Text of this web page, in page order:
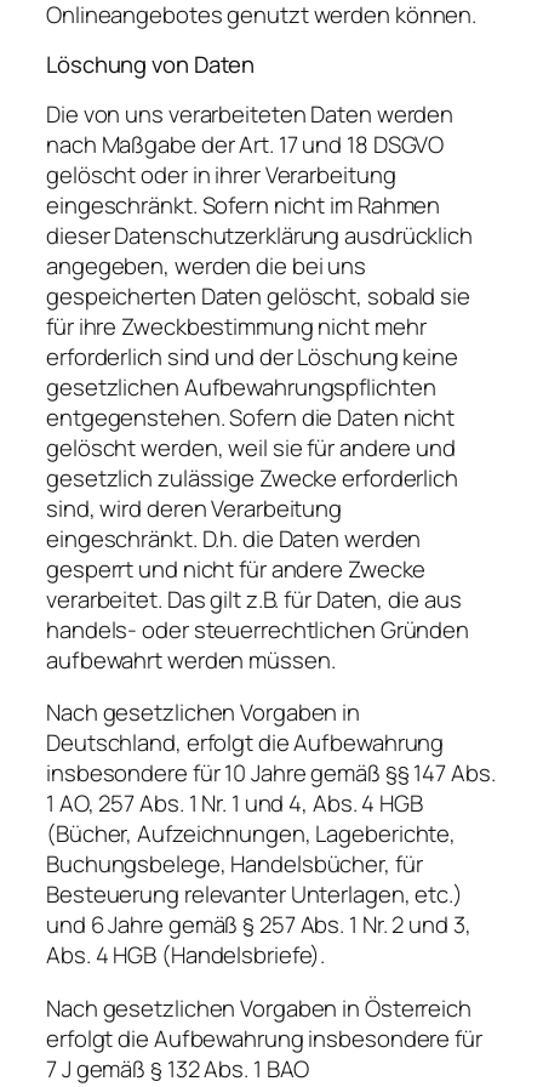
Onlineangebotes genutzt werden können.
Löschung von Daten
Die von uns verarbeiteten Daten werden
nach Maßgabe der Art. 17 und 18 DSGVO
gelöscht oder in ihrer Verarbeitung
eingeschränkt. Sofern nicht im Rahmen
dieser Datenschutzerklärung ausdrücklich
angegeben, werden die bei uns
gespeicherten Daten gelöscht, sobald sie
für ihre Zweckbestimmung nicht mehr
erforderlich sind und der Löschung keine
gesetzlichen Aufbewahrungspflichten
entgegenstehen. Sofern die Daten nicht
gelöscht werden, weil sie für andere und
gesetzlich zulässige Zwecke erforderlich
sind, wird deren Verarbeitung
eingeschränkt. D.h. die Daten werden
gesperrt und nicht für andere Zwecke
verarbeitet. Das gilt z.B. für Daten, die aus
handels- oder steuerrechtlichen Gründen
aufbewahrt werden müssen.
Nach gesetzlichen Vorgaben in
Deutschland, erfolgt die Aufbewahrung
insbesondere für 10 Jahre gemäß §§ 147 Abs.
1 AO, 257 Abs. 1 Nr. 1 und 4, Abs. 4 HGB
(Bücher, Aufzeichnungen, Lageberichte,
Buchungsbelege, Handelsbücher, für
Besteuerung relevanter Unterlagen, etc.)
und 6 Jahre gemäß § 257 Abs. 1 Nr. 2 und 3,
Abs. 4 HGB (Handelsbriefe).
Nach gesetzlichen Vorgaben in Österreich
erfolgt die Aufbewahrung insbesondere für
7 J gemäß § 132 Abs. 1 BAO